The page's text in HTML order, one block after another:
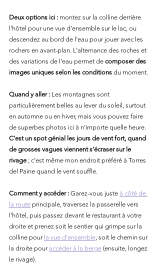
Deux options ici : montez sur la colline derrière
l’hôtel pour une vue d’ensemble sur le lac, ou
descendez au bord de l’eau pour jouer avec les
rochers en avant-plan. L’alternance des roches et
des variations de l’eau permet de composer des
images uniques selon les conditions du moment.
Quand y aller : Les montagnes sont
particulièrement belles au lever du soleil, surtout
en automne ou en hiver, mais vous pouvez faire
de superbes photos ici à n’importe quelle heure.
C’est un spot génial les jours de vent fort, quand
de grosses vagues viennent s’écraser sur le
rivage ; c’est même mon endroit préféré à Torres
del Paine quand le vent souffle.
Comment y accéder : Garez-vous juste à côté de
la route principale, traversez la passerelle vers
l’hôtel, puis passez devant le restaurant à votre
droite et prenez soit le sentier qui grimpe sur la
colline pour la vue d’ensemble, soit le chemin sur
la droite pour accéder à la berge (ensuite, longez
le rivage).